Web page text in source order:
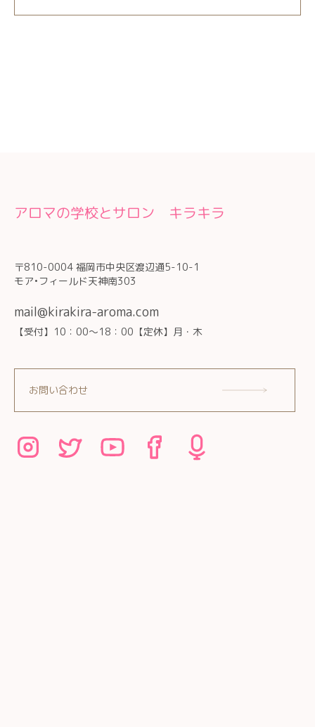
アロマの学校とサロン キラキラ
〒810-0004 福岡市中央区渡辺通5-10-1
モア•フィールド天神南303
mail@kirakira-aroma.com
【受付】10：00～18：00【定休】月・木
お問い合わせ